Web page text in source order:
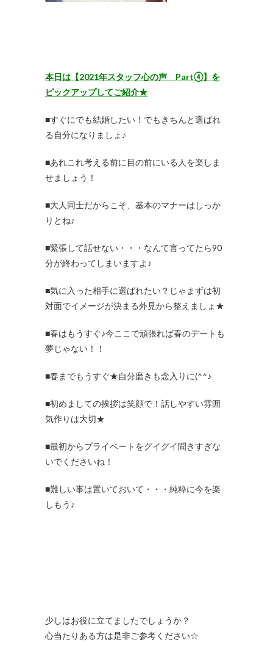
本日は【2021年スタッフ心の声 Part④】を
ピックアップしてご紹介★
■すぐにでも結婚したい！でもきちんと選ばれ
る自分になりましょ♪
■あれこれ考える前に目の前にいる人を楽しま
せましょう！
■大人同士だからこそ、基本のマナーはしっか
りとね♪
■緊張して話せない・・・なんて言ってたら90
分が終わってしまいますよ♪
■気に入った相手に選ばれたい？じゃまずは初
対面でイメージが決まる外見から整えましょ★
■春はもうすぐ♪今ここで頑張れば春のデートも
夢じゃない！！
■春までもうすぐ★自分磨きも念入りに(^^♪
■初めましての挨拶は笑顔で！話しやすい雰囲
気作りは大切★
■最初からプライベートをグイグイ聞きすぎな
いでくださいね！
■難しい事は置いておいて・・・純粋に今を楽
しもう♪
少しはお役に立てましたでしょうか？
心当たりある方は是非ご参考ください☆